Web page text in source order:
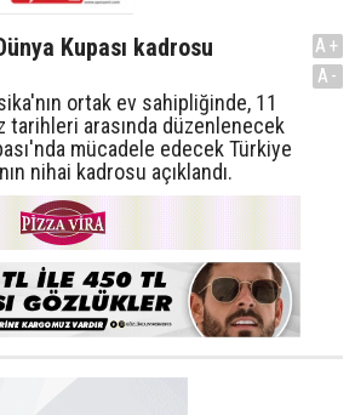
Kupası kadrosu
ortak ev sahipliğinde, 11
tarihleri arasında düzenlenecek
mücadele edecek Türkiye
nihai kadrosu açıklandı.
A+
A-